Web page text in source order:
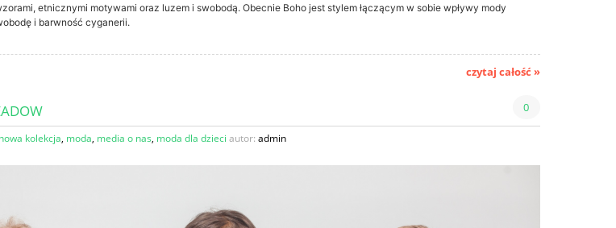
etnicznymi motywami oraz luzem i swobodą. Obecnie Boho jest stylem łączącym w sobie wpływy mody
i barwność cyganerii.
czytaj całość »
0
nowa kolekcja, moda, media o nas, moda dla dzieci autor: admin